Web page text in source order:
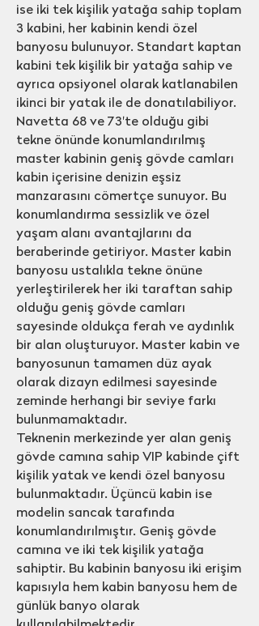
ise iki tek kişilik yatağa sahip toplam
3 kabini, her kabinin kendi özel
banyosu bulunuyor. Standart kaptan
kabini tek kişilik bir yatağa sahip ve
ayrıca opsiyonel olarak katlanabilen
ikinci bir yatak ile de donatılabiliyor.
Navetta 68 ve 73'te olduğu gibi
tekne önünde konumlandırılmış
master kabinin geniş gövde camları
kabin içerisine denizin eşsiz
manzarasını cömertçe sunuyor. Bu
konumlandırma sessizlik ve özel
yaşam alanı avantajlarını da
beraberinde getiriyor. Master kabin
banyosu ustalıkla tekne önüne
yerleştirilerek her iki taraftan sahip
olduğu geniş gövde camları
sayesinde oldukça ferah ve aydınlık
bir alan oluşturuyor. Master kabin ve
banyosunun tamamen düz ayak
olarak dizayn edilmesi sayesinde
zeminde herhangi bir seviye farkı
bulunmamaktadır.
Teknenin merkezinde yer alan geniş
gövde camına sahip VIP kabinde çift
kişilik yatak ve kendi özel banyosu
bulunmaktadır. Üçüncü kabin ise
modelin sancak tarafında
konumlandırılmıştır. Geniş gövde
camına ve iki tek kişilik yatağa
sahiptir. Bu kabinin banyosu iki erişim
kapısıyla hem kabin banyosu hem de
günlük banyo olarak